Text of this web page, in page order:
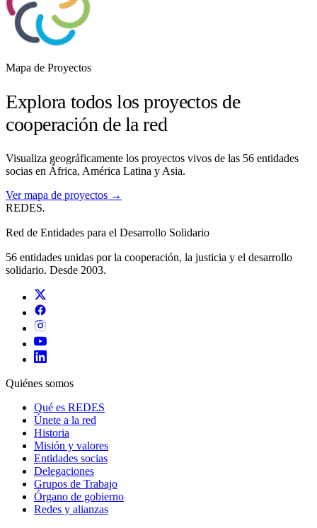
Mapa de Proyectos
Explora todos los proyectos de
cooperación de la red
Visualiza geográficamente los proyectos vivos de las 56 entidades
socias en África, América Latina y Asia.
Ver mapa de proyectos →
REDES.
Red de Entidades para el Desarrollo Solidario
56 entidades unidas por la cooperación, la justicia y el desarrollo
solidario. Desde 2003.
Quiénes somos
Qué es REDES
Únete a la red
Historia
Misión y valores
Entidades socias
Delegaciones
Grupos de Trabajo
Órgano de gobierno
Redes y alianzas